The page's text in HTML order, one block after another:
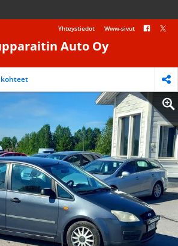
Auto Oy
Yhteystiedot Www-sivut